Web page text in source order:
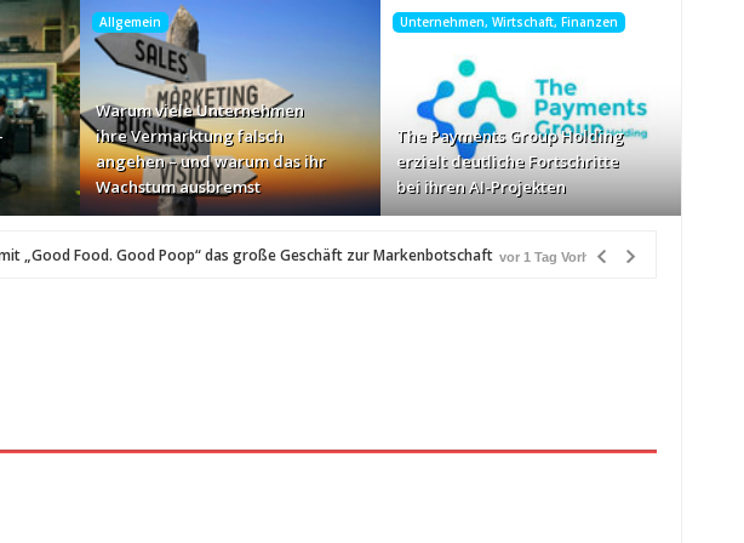
Allgemein
Warum viele Unternehmen
ihre Vermarktung falsch
angehen – und warum das ihr
Wachstum ausbremst
Unternehmen, Wirtschaft, Finanzen
The Payments Group Holding
erzielt deutliche Fortschritte
bei ihren AI-Projekten
„Good Food. Good Poop“ das große Geschäft zur Markenbotschaft vor 1 Tag Vorher